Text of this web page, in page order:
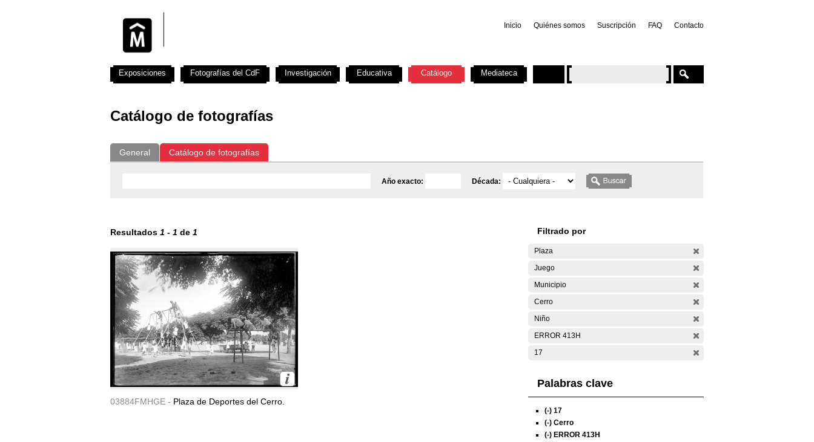
Inicio Quiénes somos Suscripción FAQ Contacto
Catálogo de fotografías
General Catálogo de fotografías
Año exacto: Década:
Resultados 1 - 1 de 1
03884FMHGE - Plaza de Deportes del Cerro.
Filtrado por
Plaza
Juego
Municipio
Cerro
Niño
ERROR 413H
17
Palabras clave
(-) 17
(-) Cerro
(-) ERROR 413H
Exposiciones Fotografías del CdF Investigación Educativa Catálogo Mediateca